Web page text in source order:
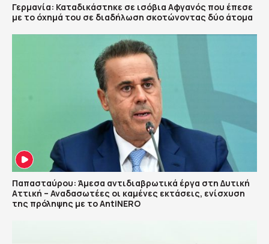
Γερμανία: Καταδικάστηκε σε ισόβια Αφγανός που έπεσε
με το όχημά του σε διαδήλωση σκοτώνοντας δύο άτομα
Παπασταύρου: Άμεσα αντιδιαβρωτικά έργα στη Δυτική
Αττική – Αναδασωτέες οι καμένες εκτάσεις, ενίσχυση
της πρόληψης με το AntiNERO